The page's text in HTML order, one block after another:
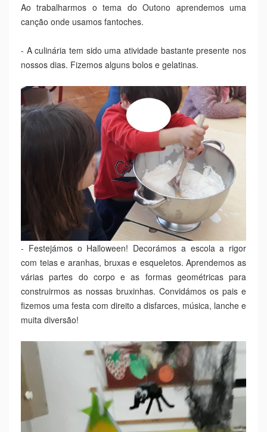
Ao trabalharmos o tema do Outono aprendemos uma
canção onde usamos fantoches.
- A culinária tem sido uma atividade bastante presente nos
nossos dias. Fizemos alguns bolos e gelatinas.
- Festejámos o Halloween! Decorámos a escola a rigor
com teias e aranhas, bruxas e esqueletos. Aprendemos as
várias partes do corpo e as formas geométricas para
construirmos as nossas bruxinhas. Convidámos os pais e
fizemos uma festa com direito a disfarces, música, lanche e
muita diversão!